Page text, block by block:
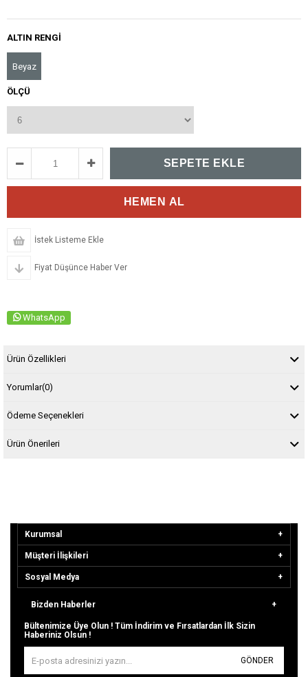
ALTIN RENGI
Beyaz
ÖLÇÜ
İstek Listeme Ekle
Fiyat Düşünce Haber Ver
WhatsApp
Ürün Özellikleri
Yorumlar(0)
Ödeme Seçenekleri
Ürün Önerileri
Kurumsal
Müşteri İlişkileri
Sosyal Medya
Bizden Haberler
Bültenimize Üye Olun ! Tüm İndirim ve Fırsatlardan İlk Sizin
Haberiniz Olsun !
GÖNDER